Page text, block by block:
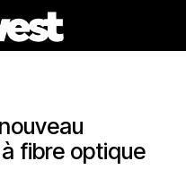
fibre optique